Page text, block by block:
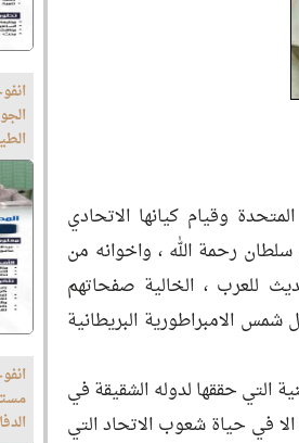
وقيام كيانها الاتحادي
سلطان رحمة الله ، واخوانه من
للعرب ، الخالية صفحاتهم
شمس الامبراطورية البريطانية
التي حققها لدوله الشقيقة في
في حياة شعوب الاتحاد التي